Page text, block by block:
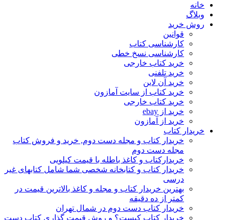
خانه
وبلاگ
روش خرید
قوانین
کارشناسی کتاب
کارشناسی نسخ خطی
خرید کتاب خارجی
خرید تلفنی
خرید آن لاین
خرید کتاب از سایت آمازون
خرید کتاب خارجی
خرید از ebay
خرید از آمازون
خریدار کتاب
خریدار کتاب و مجله دست دوم, خرید و فروش کتاب
مجله دست دوم
خریدارکتاب و کاغذ باطله با قیمت کیلویی
خریدار کتاب و کتابخانه شخصی شما شامل کتابهای غیر
درسی
بهترین خریدار کتاب و مجله و کاغذ بالاترین قیمت در
کمتر از ده دقیقه
خریدار کتاب دست دوم در شمال تهران
خریدار کتاب کیست؟ و روش قیمت گذاری کتاب دست